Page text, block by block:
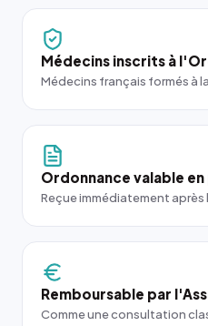
Médecins inscrits à
Médecins français formés à
Ordonnance valable
Reçue immédiatement
Remboursable par
Comme une consultation